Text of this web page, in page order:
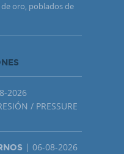
oro, poblados de
2026
/ PRESSURE
| 06-08-2026